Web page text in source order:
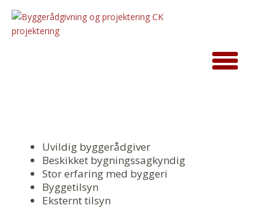
Uvildig byggerådgiver
Beskikket bygningssagkyndig
Stor erfaring med byggeri
Byggetilsyn
Eksternt tilsyn